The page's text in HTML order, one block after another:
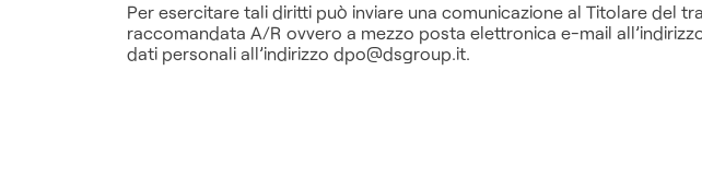
Per esercitare tali diritti può inviare una comunicazione al Titolare del
raccomandata A/R ovvero a mezzo posta elettronica e-mail
dati personali all’indirizzo dpo@dsgroup.it.